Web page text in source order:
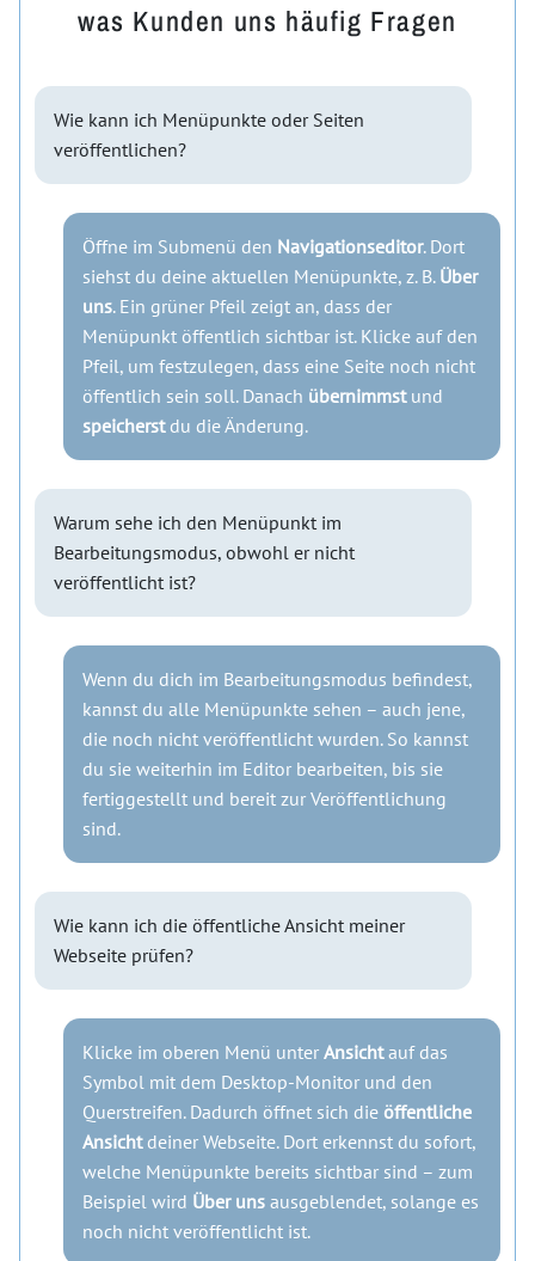
was Kunden uns häufig Fragen
Wie kann ich Menüpunkte oder Seiten
veröffentlichen?
Öffne im Submenü den Navigationseditor. Dort
siehst du deine aktuellen Menüpunkte, z. B. Über
uns. Ein grüner Pfeil zeigt an, dass der
Menüpunkt öffentlich sichtbar ist. Klicke auf den
Pfeil, um festzulegen, dass eine Seite noch nicht
öffentlich sein soll. Danach übernimmstund
speicherstdu die Änderung.
Warum sehe ich den Menüpunkt im
Bearbeitungsmodus, obwohl er nicht
veröffentlicht ist?
Wenn du dich im Bearbeitungsmodus befindest,
kannst du alle Menüpunkte sehen – auch jene,
die noch nicht veröffentlicht wurden. So kannst
du sie weiterhin im Editor bearbeiten, bis sie
fertiggestellt und bereit zur Veröffentlichung
sind.
Wie kann ich die öffentliche Ansicht meiner
Webseite prüfen?
Klicke im oberen Menü unter Ansichtauf das
Symbol mit dem Desktop-Monitor und den
Querstreifen. Dadurch öffnet sich die öffentliche
Ansichtdeiner Webseite. Dort erkennst du sofort,
welche Menüpunkte bereits sichtbar sind – zum
Beispiel wird Über uns ausgeblendet, solange es
noch nicht veröffentlicht ist.